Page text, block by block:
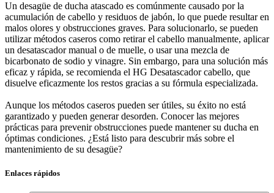
Un desagüe de ducha atascado es comúnmente causado por la
acumulación de cabello y residuos de jabón, lo que puede resultar en
malos olores y obstrucciones graves. Para solucionarlo, se pueden
utilizar métodos caseros como retirar el cabello manualmente, aplicar
un desatascador manual o de muelle, o usar una mezcla de
bicarbonato de sodio y vinagre. Sin embargo, para una solución más
eficaz y rápida, se recomienda el HG Desatascador cabello, que
disuelve eficazmente los restos gracias a su fórmula especializada.
Aunque los métodos caseros pueden ser útiles, su éxito no está
garantizado y pueden generar desorden. Conocer las mejores
prácticas para prevenir obstrucciones puede mantener su ducha en
óptimas condiciones. ¿Está listo para descubrir más sobre el
mantenimiento de su desagüe?
Enlaces rápidos